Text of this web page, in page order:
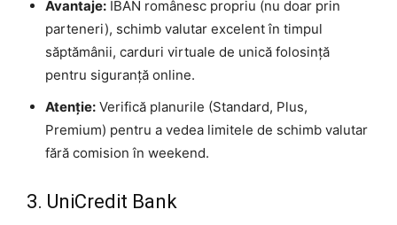
Avantaje: IBAN românesc propriu (nu doar prin
parteneri), schimb valutar excelent în timpul
săptămânii, carduri virtuale de unică folosință
pentru siguranță online.
Atenție: Verifică planurile (Standard, Plus,
Premium) pentru a vedea limitele de schimb valutar
fără comision în weekend.
3. UniCredit Bank